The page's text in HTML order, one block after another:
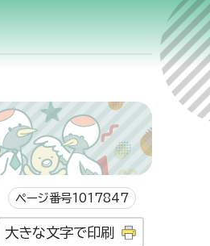
ページ番号1017847
大きな文字で印刷